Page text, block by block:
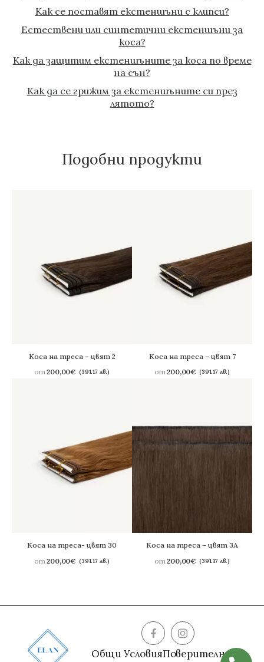
Как се поставят екстеншъни с клипси?
Естествени или синтетични екстеншъни за
коса?
Как да защитим екстеншъните за коса по време
на сън?
Как да се грижим за екстеншъните си през
лятото?
Подобни продукти
Коса на треса – цвят 2
от200,00€ (391.17 лв.)
Коса на треса – цвят 7
от200,00€ (391.17 лв.)
Коса на треса- цвят 30
от200,00€ (391.17 лв.)
Коса на треса – цвят 3A
от200,00€ (391.17 лв.)
Общи УсловияПоверителност